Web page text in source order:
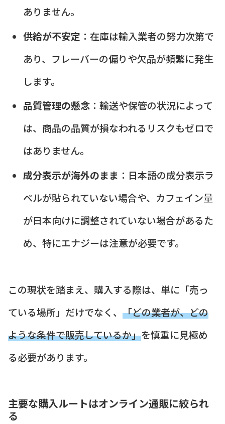
ありません。
供給が不安定 ：在庫は輸入業者の努力次第で
あり、フレーバーの偏りや欠品が頻繁に発生
します。
品質管理の懸念：輸送や保管の状況によって
は、商品の品質が損なわれるリスクもゼロで
はありません。
成分表示が海外のまま ：日本語の成分表示ラ
ベルが貼られていない場合や、カフェイン量
が日本向けに調整されていない場合があるた
め、特にエナジーは注意が必要です。
この現状を踏まえ、購入する際は、単に「売っ
ている場所」だけでなく、 「どの業者が、どの
ような条件で販売しているか」を慎重に見極め
る必要があります。
主要な購入ルートはオンライン通販に絞られ
る